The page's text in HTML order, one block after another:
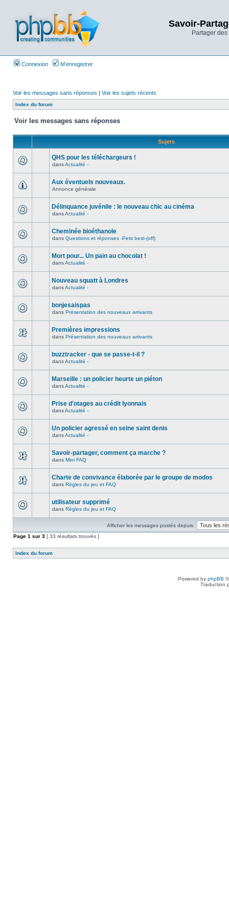
Savoir-
Partager
Connexion M’enregistrer
Voir les messages sans réponses | Voir les sujets récents
Index du forum
Voir les messages sans réponses
Sujets
QHS pour les téléchargeurs !
dansActualité -
Aux éventuels nouveaux.
Annonce générale
Délinquance juvénile : le nouveau chic au cinéma
dansActualité -
Cheminée bioéthanole
dans Questions et réponses -Petit best-(off)
Mort pour... Un pain au chocolat !
dansActualité -
Nouveau squatt à Londres
dansActualité -
bonjesaispas
dans Présentation des nouveaux arrivants
Premières impressions
dans Présentation des nouveaux arrivants
buzztracker - que se passe-t-il ?
dansActualité -
Marseille : un policier heurte un piéton
dansActualité -
Prise d'otages au crédit lyonnais
dansActualité -
Un policier agressé en seine saint denis
dansActualité -
Savoir-partager, comment ça marche ?
dans Mini FAQ
Charte de convivance élaborée par le groupe de modos
dans Règles du jeu et FAQ
utilisateur supprimé
dans Règles du jeu et FAQ
Afficher les messages postés depuis:
Page 1 sur 3 [ 33 résultats trouvés ]
Index du forum
Powered by phpBB
Traduction